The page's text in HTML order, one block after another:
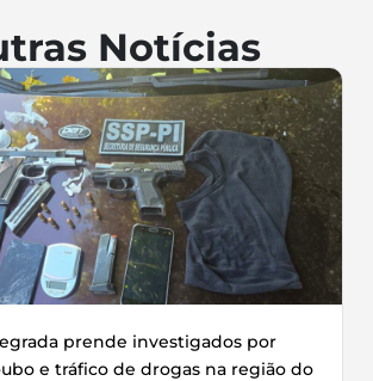
Notícias
prende investigados por
e tráfico de drogas na região do